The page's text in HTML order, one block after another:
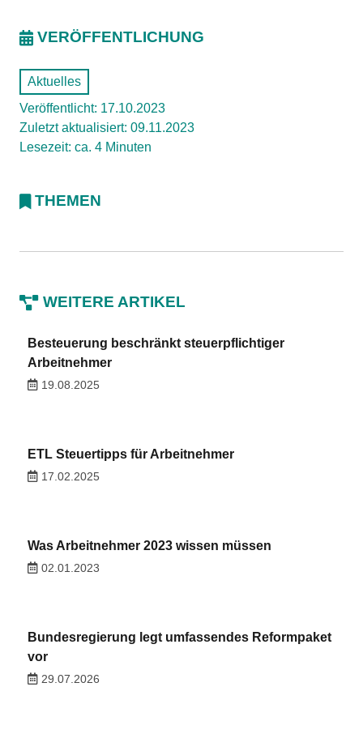
VERÖFFENTLICHUNG
Aktuelles
Veröffentlicht: 17.10.2023
Zuletzt aktualisiert: 09.11.2023
Lesezeit: ca. 4 Minuten
THEMEN
WEITERE ARTIKEL
Besteuerung beschränkt steuerpflichtiger
Arbeitnehmer
19.08.2025
ETL Steuertipps für Arbeitnehmer
17.02.2025
Was Arbeitnehmer 2023 wissen müssen
02.01.2023
Bundesregierung legt umfassendes Reformpaket
vor
29.07.2026